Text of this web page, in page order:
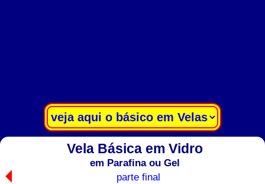
Vela Básica em Vidro
em Parafina ou Gel
parte final